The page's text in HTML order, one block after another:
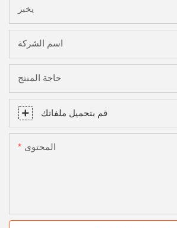
يخبر
اسم الشركة
حاجة المنتج
قم بتحميل ملفاتك
المحتوى